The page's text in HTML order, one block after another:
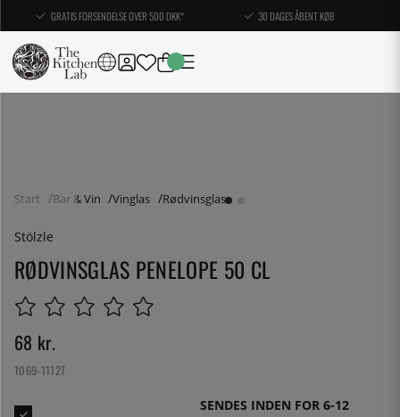
GRATIS FORSENDELSE OVER 500 DKK* 30 DAGES ÅBENT KØB
Start Bar & Vin Vinglas Rødvinsglas
Stölzle
RØDVINSGLAS PENELOPE 50 CL
68 kr.
1069-11127
SENDES INDEN FOR 6-12